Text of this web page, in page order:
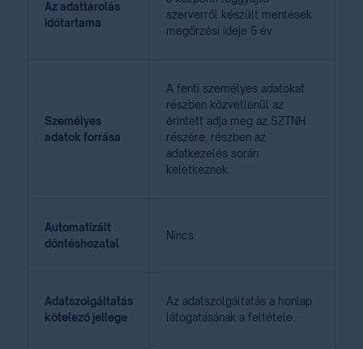
Az adattárolás
időtartama
szerverről készült mentések
megőrzési ideje 5 év
Személyes
adatok forrása
A fenti személyes adatokat
részben közvetlenül az
érintett adja meg az SZTNH
részére, részben az
adatkezelés során
keletkeznek.
Automatizált
döntéshozatal
Nincs.
Adatszolgáltatás
kötelező jellege
Az adatszolgáltatás a honlap
látogatásának a feltétele.